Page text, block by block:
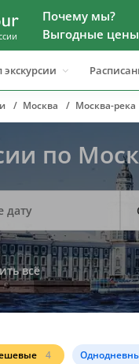
Почему мы?
Выгодные
экскурсии
Москва Москва-река
по
всё
4